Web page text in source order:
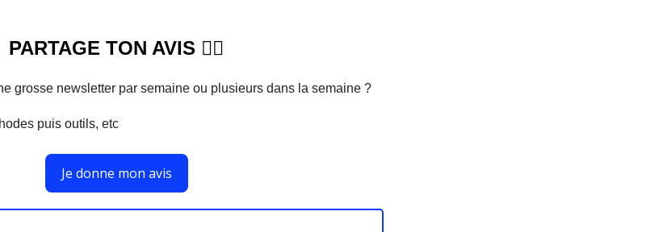
PARTAGE TON AVIS 🙋‍♀️
grosse newsletter par semaine ou plusieurs dans la semaine ?
puis outils, etc
Je donne mon avis